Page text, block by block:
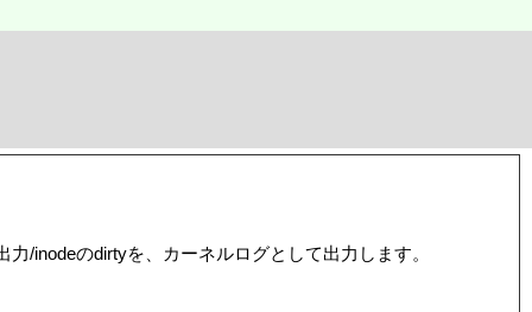
/inodeのdirtyを、カーネルログとして出力します。